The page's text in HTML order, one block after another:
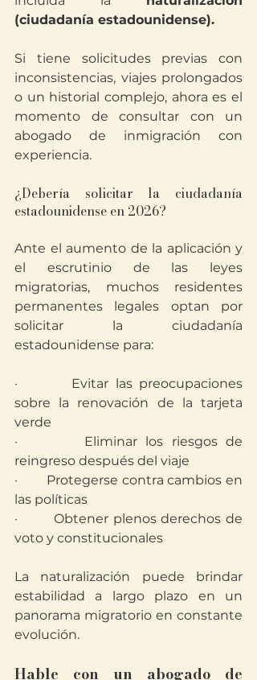
(ciudadanía estadounidense).
Si tiene solicitudes previas con
inconsistencias, viajes prolongados
o un historial complejo, ahora es el
momento de consultar con un
abogado de inmigración con
experiencia.
¿Debería solicitar la ciudadanía
estadounidense en 2026?
Ante el aumento de la aplicación y
el escrutinio de las leyes
migratorias, muchos residentes
permanentes legales optan por
solicitar la ciudadanía
estadounidense para:
·        Evitar las preocupaciones
sobre la renovación de la tarjeta
verde
·        Eliminar los riesgos de
reingreso después del viaje
·        Protegerse contra cambios en
las políticas
·        Obtener plenos derechos de
voto y constitucionales
La naturalización puede brindar
estabilidad a largo plazo en un
panorama migratorio en constante
evolución.
Hable con un abogado de